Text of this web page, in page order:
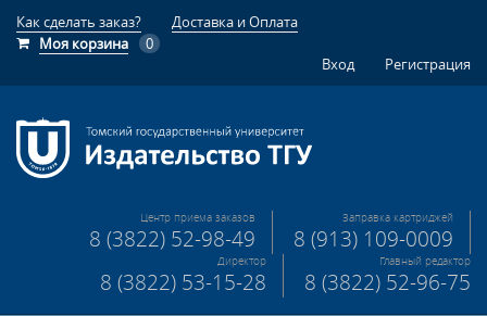
Как сделать заказ?
Доставка и Оплата
Моя корзина
0
Вход
Регистрация
Центр приема заказов
8 (3822) 52-98-49
Заправка картриджей
8 (913) 109-0009
Директор
8 (3822) 53-15-28
Главный редактор
8 (3822) 52-96-75